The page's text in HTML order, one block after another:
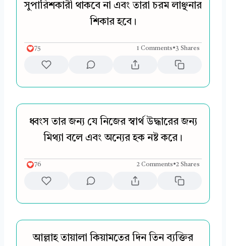
সুপারিশকারী থাকবে না এবং তারা চরম লাঞ্ছনার
শিকার হবে।
75 1 Comments•3 Shares
ধ্বংস তার জন্য যে নিজের স্বার্থ উদ্ধারের জন্য
মিথ্যা বলে এবং অন্যের হক নষ্ট করে।
76 2 Comments•2 Shares
আল্লাহ তায়ালা কিয়ামতের দিন তিন ব্যক্তির